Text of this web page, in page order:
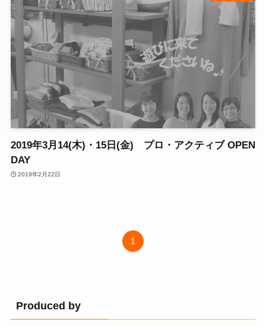
2019年3月14(木)・15日(金) プロ・アクティブ OPEN
DAY
2019年2月22日
1
Produced by